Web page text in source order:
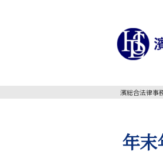
濱総合法律事
年末